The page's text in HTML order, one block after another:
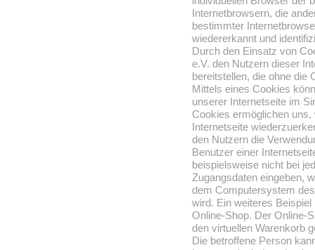
Internetbrowsern, die
bestimmter
wiedererkannt und
Durch den Einsatz von
e.V. den Nutzern dieser
bereitstellen, die ohne die
Mittels eines Cookies
unserer Internetseite im
Cookies ermöglichen
Internetseite
den Nutzern die
Benutzer einer
beispielsweise nicht bei
Zugangsdaten eingeben,
dem Computersystem
wird. Ein weiteres
Online-Shop. Der Online-
den virtuellen Warenkorb
Die betroffene Person